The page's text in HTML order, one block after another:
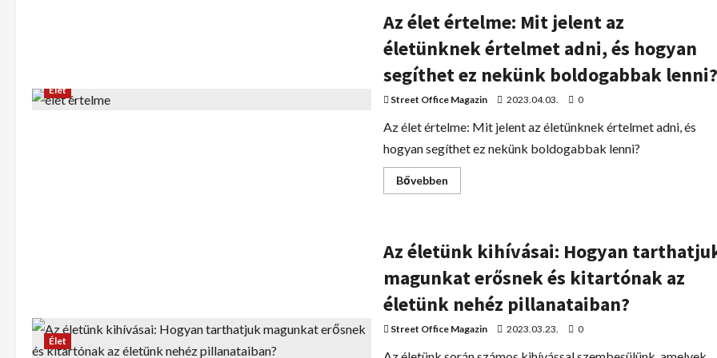
Élet
Az élet értelme: Mit jelent az
életünknek értelmet adni, és hogyan
segíthet ez nekünk boldogabbak lenni?
Street Office Magazin 2023.04.03. 0
Az élet értelme: Mit jelent az életünknek értelmet adni, és
hogyan segíthet ez nekünk boldogabbak lenni?
Bővebben
Élet
Az életünk kihívásai: Hogyan
magunkat erősnek és kitartónak az
életünk nehéz pillanataiban?
Street Office Magazin 2023.03.23. 0